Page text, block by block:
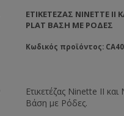
ΕΤΙΚΕΤΈΖΑΣ NINETTE IΙ
PLAT ΒΆΣΗ ΜΕ ΡΌΔΕΣ
Κωδικός προϊόντος:
Ετικετέζας Ninette IΙ
Βάση με Ρόδες.